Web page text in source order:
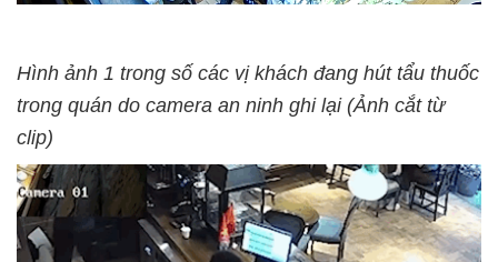
Hình ảnh 1 trong số các vị khách đang hút tẩu thuốc
trong quán do camera an ninh ghi lại (Ảnh cắt từ
clip)